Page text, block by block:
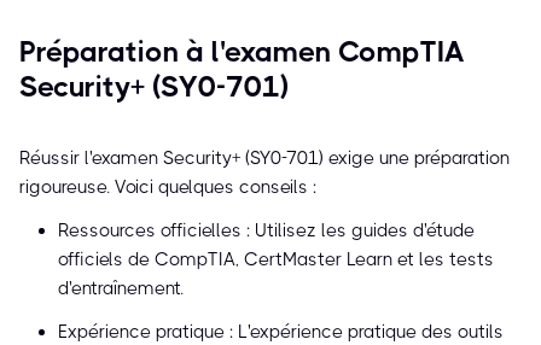
Préparation à l'examen CompTIA
Security+ (SY0-701)
Réussir l'examen Security+ (SY0-701) exige une préparation
rigoureuse. Voici quelques conseils :
Ressources officielles : Utilisez les guides d'étude
officiels de CompTIA, CertMaster Learn et les tests
d'entraînement.
Expérience pratique : L'expérience pratique des outils